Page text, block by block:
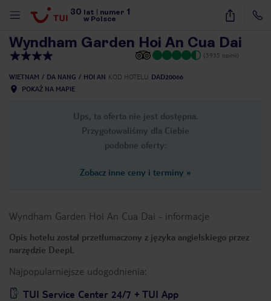
30 lat numer 1
w Polsce
40
Wyndham Garden Hoi An Cua Dai
(3935 opinii)
WIETNAM DA NANG HOI AN KOD HOTELU DAD20066
POKAŻ NA MAPIE
Ups, ta oferta nie jest dostępna.
Przygotowaliśmy dla Ciebie
podobne oferty:
Zobacz inne ceny i terminy »
Wyndham Garden Hoi An Cua Dai - informacje
Opis hotelu został przetłumaczony z języka angielskiego przez
narzędzie DeepL
Najpopularniejsze udogodnienia:
TUI Service Center 24/7 + TUI App